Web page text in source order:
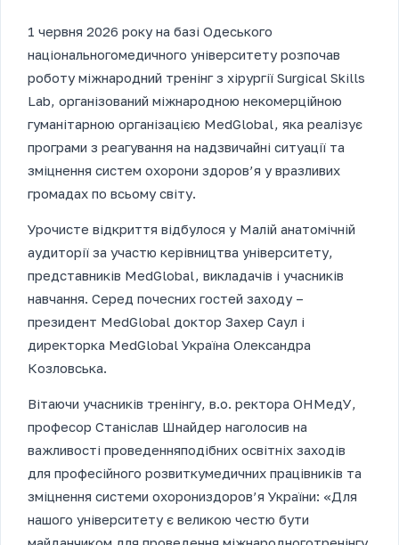
1 червня 2026 року на базі Одеського
національногомедичного університету розпочав
роботу міжнародний тренінг з хірургії Surgical Skills
Lab, організований міжнародною некомерційною
гуманітарною організацією MedGlobal, яка реалізує
програми з реагування на надзвичайні ситуації та
зміцнення систем охорони здоров’я у вразливих
громадах по всьому світу.
Урочисте відкриття відбулося у Малій анатомічній
аудиторії за участю керівництва університету,
представників MedGlobal, викладачів і учасників
навчання. Серед почесних гостей заходу –
президент MedGlobal доктор Захер Саул і
директорка MedGlobal Україна Олександра
Козловська.
Вітаючи учасників тренінгу, в.о. ректора ОНМедУ,
професор Станіслав Шнайдер наголосив на
важливості проведенняподібних освітніх заходів
для професійного розвиткумедичних працівників та
зміцнення системи охорониздоров’я України: «Для
нашого університету є великою честю бути